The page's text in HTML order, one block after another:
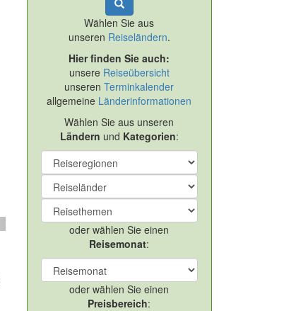
Wählen Sie aus
unseren Reiseländern.
Hier finden Sie auch:
unsere Reiseübersicht
unserenTerminkalender
allgemeine Länderinformationen
Wählen Sie aus unseren
Ländern und Kategorien:
oder wählen Sie einen
Reisemonat:
oder wählen Sie einen
Preisbereich: